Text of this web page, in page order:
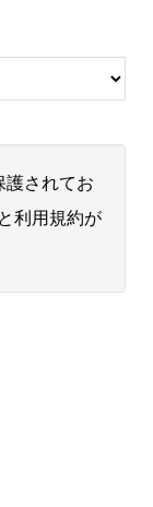
護されてお
と利用規約が